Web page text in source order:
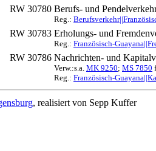
RW 30780 Berufs- und
Reg.:
RW 30783 Erholungs- und
Reg.: Französisch-
RW 30786 Nachrichten- und
Verw.:s.a. MK 9250; MS 7850
Reg.: Französisch-
, realisiert von Sepp Kuffer